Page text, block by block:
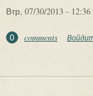
Втр, 07/30/2013 - 12:36
0 comments